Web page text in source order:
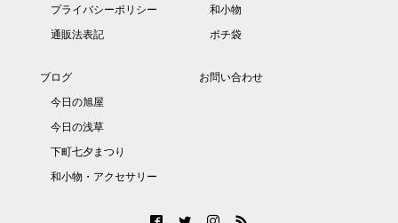
プライバシーポリシー
通販法表記
和小物
ポチ袋
ブログ
今日の旭屋
今日の浅草
下町七夕まつり
和小物・アクセサリー
お問い合わせ